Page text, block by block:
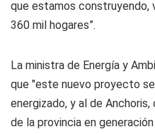
que estamos construyendo,
360 mil hogares”.
La ministra de Energía y
que "este nuevo proyecto
energizado, y al de
de la provincia en